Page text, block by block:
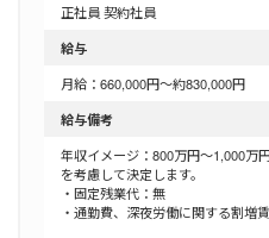
正社員契約社員
給与
月給：660,000円～約830,000円
給与備考
年収イメージ：800万円～1,000
を考慮して決定します。
・固定残業代：無
・通勤費、深夜労働に関する割